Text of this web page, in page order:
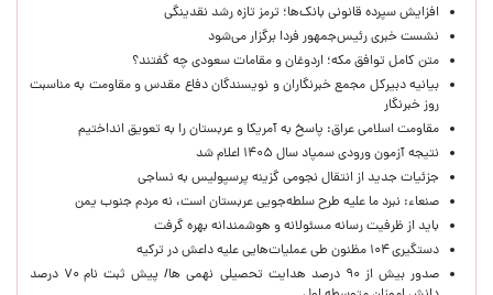
افزایش سپرده قانونی بانک‌ها؛ ترمز تازه رشد نقدینگی
نشست خبری رئیس‌جمهور فردا برگزار می‌شود
متن کامل توافق مکه؛ اردوغان و مقامات سعودی چه گفتند؟
بیانیه دبیرکل مجمع خبرنگاران و نویسندگان دفاع مقدس و مقاومت به مناسبت
روز خبرنگار
مقاومت اسلامی عراق: پاسخ به آمریکا و عربستان را به تعویق انداختیم
نتیجه آزمون ورودی سمپاد سال ۱۴۰۵ اعلام شد
جزئیات جدید از انتقال نجومی گزینه پرسپولیس به نساجی
صنعاء: نبرد ما علیه طرح سلطه‌جویی عربستان است، نه مردم جنوب یمن
باید از ظرفیت رسانه مسئولانه و هوشمندانه بهره گرفت
دستگیری ۱۰۴ مظنون طی عملیات‌هایی علیه داعش در ترکیه
صدور بیش از ۹۰ درصد هدایت تحصیلی نهمی ها/ پیش ثبت نام ۷۰ درصد